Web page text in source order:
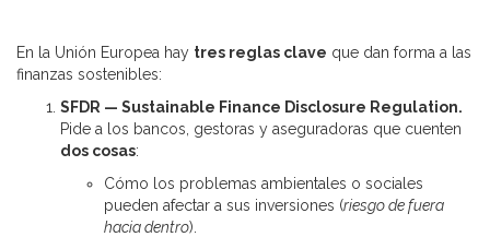
En la Unión Europea hay tres reglas clave que dan forma a las
finanzas sostenibles:
SFDR — Sustainable Finance Disclosure Regulation.
Pide a los bancos, gestoras y aseguradoras que cuenten
dos cosas:
Cómo los problemas ambientales o sociales
pueden afectar a sus inversiones (riesgo de fuera
hacia dentro).